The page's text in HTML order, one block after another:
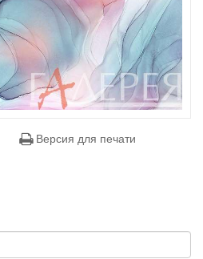
Версия для печати